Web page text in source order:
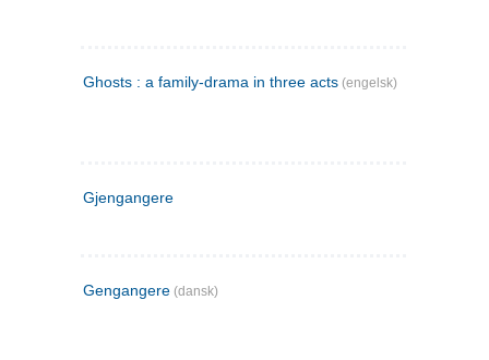
Ghosts : a family-drama in three acts (engelsk)
Gjengangere
Gengangere (dansk)